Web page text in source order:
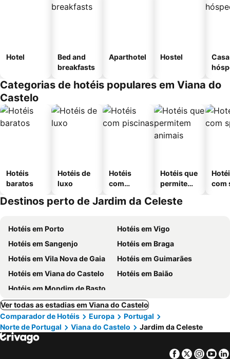
Hotel
Bed and
breakfasts
Aparthotel Hostel
Categorias de hotéis populares em Viana do
Castelo
Hotéis
baratos
Hotéis de
luxo
Hotéis
com
Hotéis que
permitem
com
Destinos perto de Jardim da Celeste
Hotéis em Porto
Hotéis em Vigo
Hotéis em Sangenjo
Hotéis em Braga
Hotéis em Vila Nova de Gaia
Hotéis em Guimarães
Hotéis em Viana do Castelo
Hotéis em Baião
Hotéis em Mondim de Basto
Ver todas as estadias em Viana do Castelo
Comparador de Hotéis
Europa
Portugal
Norte de Portugal
Viana do Castelo Jardim da Celeste
Facebook
Twitter